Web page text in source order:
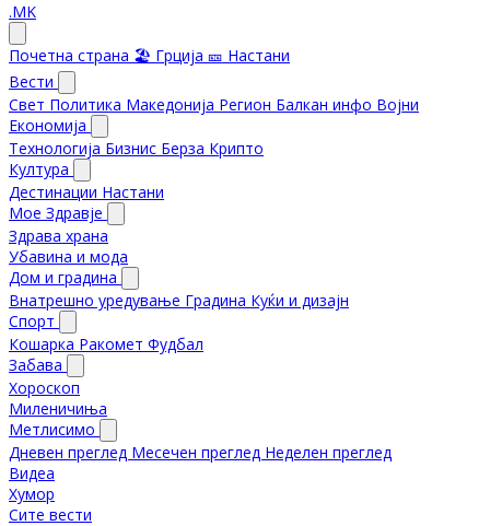
.MK
Почетна страна 🏖️ Грција 🎫 Настани
Вести
Свет Политика Македонија Регион Балкан инфо Војни
Економија
Технологија Бизнис Берза Крипто
Култура
Дестинации Настани
Мое Здравје
Здрава храна
Убавина и мода
Дом и градина
Внатрешно уредување Градина Куќи и дизајн
Спорт
Кошарка Ракомет Фудбал
Забава
Хороскоп
Миленичиња
Метлисимо
Дневен преглед Месечен преглед Неделен преглед
Видеа
Хумор
Сите вести